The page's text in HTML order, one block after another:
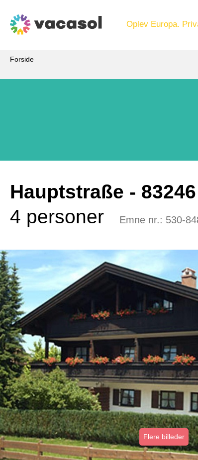
Oplev Europa.
Forside
Hauptstraße - 83246
4 personer
Emne nr.: 530-
Flere billeder